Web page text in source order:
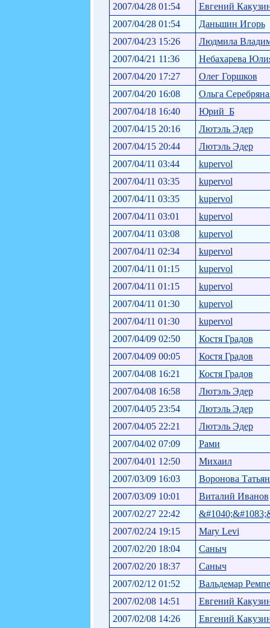
2007/04/28 01:54
Евгений
2007/04/28 01:54
Даньшин Игорь
2007/04/23 15:26
Людмила
2007/04/21 11:36
Небахарева
2007/04/20 17:27
Олег Горшков
2007/04/20 16:08
Ольга
2007/04/18 16:40
Юрий_Б
2007/04/15 20:16
Лютэль Эдер
2007/04/15 20:44
Лютэль Эдер
2007/04/11 03:44
kupervol
2007/04/11 03:35
kupervol
2007/04/11 03:35
kupervol
2007/04/11 03:01
kupervol
2007/04/11 03:08
kupervol
2007/04/11 02:34
kupervol
2007/04/11 01:15
kupervol
2007/04/11 01:15
kupervol
2007/04/11 01:30
kupervol
2007/04/11 01:30
kupervol
2007/04/09 02:50
Костя Градов
2007/04/09 00:05
Костя Градов
2007/04/08 16:21
Костя Градов
2007/04/08 16:58
Лютэль Эдер
2007/04/05 23:54
Лютэль Эдер
2007/04/05 22:21
Лютэль Эдер
2007/04/02 07:09
Рами
2007/04/01 12:50
Михаил
2007/03/09 16:03
Воронова
2007/03/09 10:01
Виталий Иванов
2007/02/27 22:42
2007/02/24 19:15
Mary Levi
2007/02/20 18:04
Саныч
2007/02/20 18:37
Саныч
2007/02/12 01:52
Вальдемар
2007/02/08 14:51
Евгений
2007/02/08 14:26
Евгений